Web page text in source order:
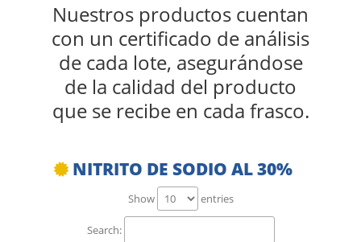
Nuestros productos cuentan
con un certificado de análisis
de cada lote, asegurándose
de la calidad del producto
que se recibe en cada frasco.
NITRITO DE SODIO AL 30%
Show entries
Search: